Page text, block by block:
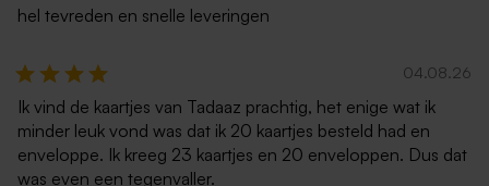
Envelop in ecru met
puntklep
Witte zelfklevende
enveloppe met rechte klep
hel tevreden en snelle leveringen
04.08.26
Ik vind de kaartjes van Tadaaz prachtig, het enige wat ik
minder leuk vond was dat ik 20 kaartjes besteld had en
enveloppe. Ik kreeg 23 kaartjes en 20 enveloppen. Dus dat
was even een tegenvaller.